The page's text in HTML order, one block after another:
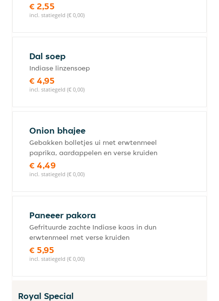
€ 2,55
incl. statiegeld (€ 0,00)
Dal soep
Indiase linzensoep
€ 4,95
incl. statiegeld (€ 0,00)
Onion bhajee
Gebakken bolletjes ui met erwtenmeel
paprika, aardappelen en verse kruiden
€ 4,49
incl. statiegeld (€ 0,00)
Paneeer pakora
Gefrituurde zachte Indiase kaas in dun
erwtenmeel met verse kruiden
€ 5,95
incl. statiegeld (€ 0,00)
Royal Special